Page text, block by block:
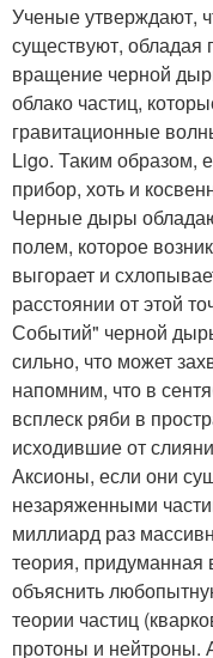
Ученые утверждают,
существуют, обладая
вращение черной
облако частиц,
гравитационные
Ligo. Таким образом,
прибор, хоть и
Черные дыры
полем, которое
выгорает и
расстоянии от этой
Событий" черной
сильно, что может
напомним, что в
всплеск ряби в
исходившие от
Аксионы, если они
незаряженными
миллиард раз
теория, придуманная
объяснить
теории частиц
протоны и